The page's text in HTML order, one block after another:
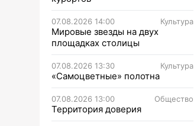
07.08.2026 14:00 Культура
Мировые звезды на двух
площадках столицы
07.08.2026 13:30 Культура
«Самоцветные» полотна
07.08.2026 13:00 Общество
Территория доверия